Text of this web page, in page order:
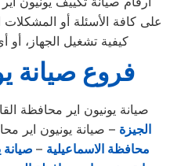
على كافة الأسئلة أو
كيفية تشغيل الجهاز،
فروع صيانة
صيانة يونيون اير محافظة
الجيزة – صيانة يونيون اير
محافظة الاسماعيلية – صيانة